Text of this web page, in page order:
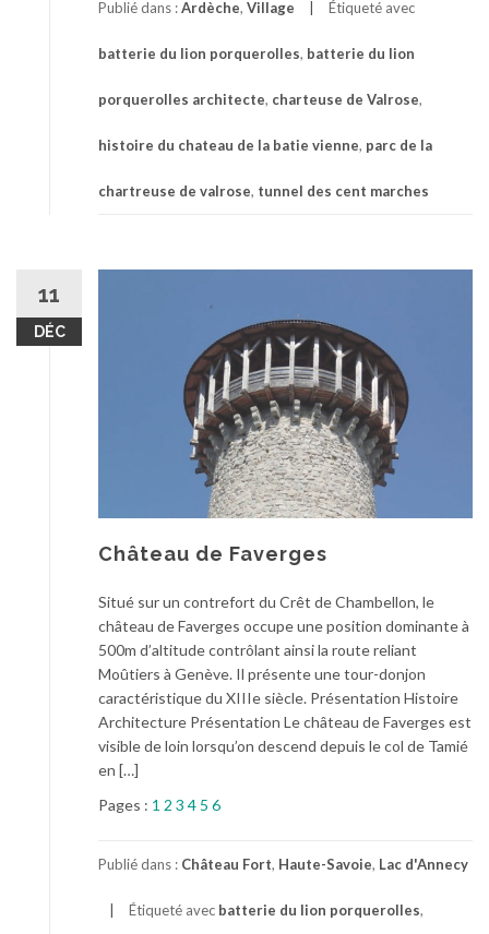
Publié dans :Ardèche, Village Étiqueté avec
batterie du lion porquerolles, batterie du lion
porquerolles architecte, charteuse de Valrose,
histoire du chateau de la batie vienne, parc de la
chartreuse de valrose, tunnel des cent marches
11
DÉC
Château de Faverges
Situé sur un contrefort du Crêt de Chambellon, le
château de Faverges occupe une position dominante à
500m d’altitude contrôlant ainsi la route reliant
Moûtiers à Genève. Il présente une tour-donjon
caractéristique du XIIIe siècle. Présentation Histoire
Architecture Présentation Le château de Faverges est
visible de loin lorsqu’on descend depuis le col de Tamié
en […]
Pages : 1 2 3 4 5 6
Publié dans : Château Fort, Haute-Savoie, Lac d'Annecy
Étiqueté avec batterie du lion porquerolles,